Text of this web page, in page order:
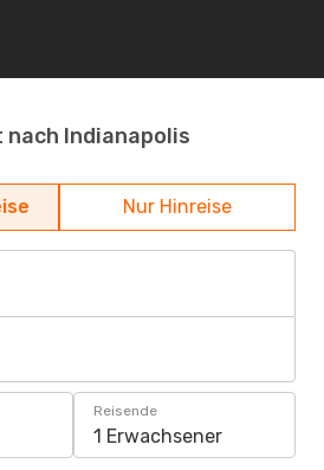
Indianapolis
Nur Hinreise
Reisende
1 Erwachsener